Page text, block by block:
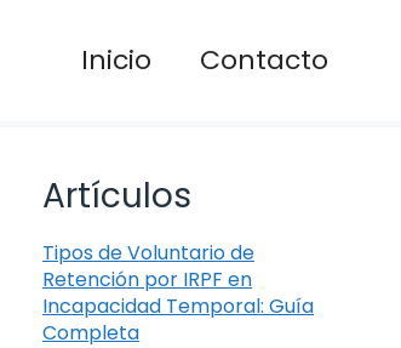
Inicio Contacto
Artículos
Tipos de Voluntario de
Retención por IRPF en
Incapacidad Temporal: Guía
Completa